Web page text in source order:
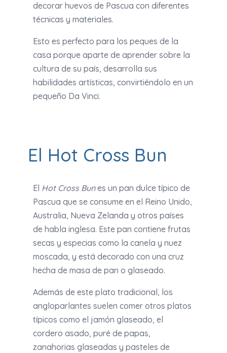
decorar huevos de Pascua con diferentes
técnicas y materiales.
Esto es perfecto para los peques de la
casa porque aparte de aprender sobre la
cultura de su país, desarrolla sus
habilidades artísticas, convirtiéndolo en un
pequeño Da Vinci.
El Hot Cross Bun
El Hot Cross Bunes un pan dulce típico de
Pascua que se consume en el Reino Unido,
Australia, Nueva Zelanda y otros países
de habla inglesa. Este pan contiene frutas
secas y especias como la canela y nuez
moscada, y está decorado con una cruz
hecha de masa de pan o glaseado.
Además de este plato tradicional, los
angloparlantes suelen comer otros platos
típicos como el jamón glaseado, el
cordero asado, puré de papas,
zanahorias glaseadas y pasteles de